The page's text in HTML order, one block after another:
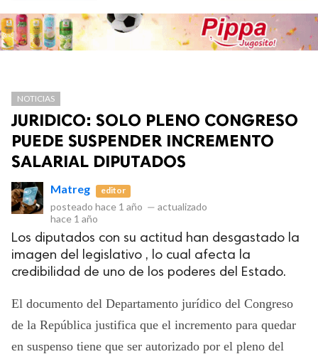
Bi
los derechos.
NOTICIAS
JURIDICO: SOLO PLENO CONGRESO
PUEDE SUSPENDER INCREMENTO
SALARIAL DIPUTADOS
Matreg editor
posteado hace 1 año — actualizado
hace 1 año
Los diputados con su actitud han desgastado la
imagen del legislativo , lo cual afecta la
credibilidad de uno de los poderes del Estado.
El documento del Departamento jurídico del Congreso
de la República justifica que el incremento para quedar
en suspenso tiene que ser autorizado por el pleno del